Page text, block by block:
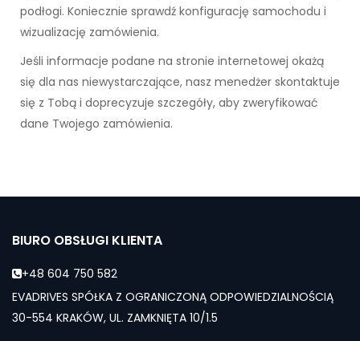
podłogi. Koniecznie sprawdź konfigurację samochodu i
wizualizację zamówienia.
Jeśli informacje podane na stronie internetowej okażą
się dla nas niewystarczające, nasz menedżer skontaktuje
się z Tobą i doprecyzuje szczegóły, aby zweryfikować
dane Twojego zamówienia.
BIURO OBSŁUGI KLIENTA
+48 604 750 582
EVADRIVES SPÓŁKA Z OGRANICZONĄ ODPOWIEDZIALNOŚCIĄ
30-554 KRAKÓW, UL. ZAMKNIĘTA 10/1.5